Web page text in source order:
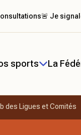
sports La
🚨 Je
des Ligues et Comités